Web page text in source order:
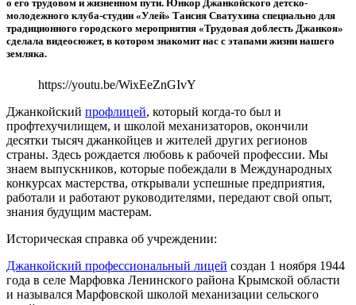
о его трудовом и жизненном пути. Юнкор Джанкойского детско-
молодежного клуба-студии «Улей» Таисия Сватухина специально для
традиционного городского мероприятия «Трудовая доблесть Джанкоя»
сделала видеосюжет, в котором знакомит нас с этапами жизни нашего
земляка.
https://youtu.be/WixEeZnGIvY
Джанкойский профлицей, который когда-то был и
профтехучилищем, и школой механизаторов, окончили
десятки тысяч джанкойцев и жителей других регионов
страны. Здесь рождается любовь к рабочей профессии. Мы
знаем выпускников, которые побеждали в Международных
конкурсах мастерства, открывали успешные предприятия,
работали и работают руководителями, передают свой опыт,
знания будущим мастерам.
Историческая справка об учреждении:
Джанкойский профессиональный лицей создан 1 ноября 1944
года в селе Марфовка Ленинского района Крымской области
и назывался Марфовской школой механизации сельского